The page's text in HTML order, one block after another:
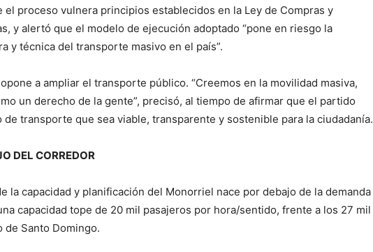
el proceso vulnera principios establecidos en la Ley de Compras y
y alertó que el modelo de ejecución adoptado “pone en riesgo la
y técnica del transporte masivo en el país”.
a ampliar el transporte público. “Creemos en la movilidad masiva,
un derecho de la gente”, precisó, al tiempo de afirmar que el partido
transporte que sea viable, transparente y sostenible para la ciudadanía.
DEL CORREDOR
la capacidad y planificación del Monorriel nace por debajo de la demanda
capacidad tope de 20 mil pasajeros por hora/sentido, frente a los 27 mil
de Santo Domingo.